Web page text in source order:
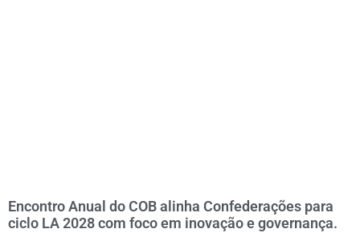
Encontro Anual do COB alinha Confederações para
ciclo LA 2028 com foco em inovação e governança.